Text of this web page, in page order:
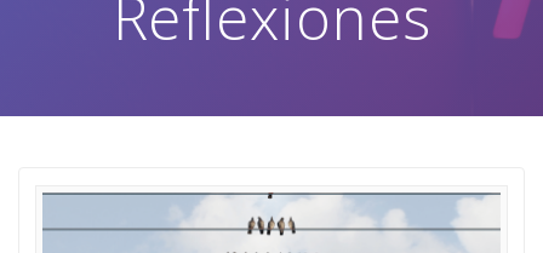
Reflexiones